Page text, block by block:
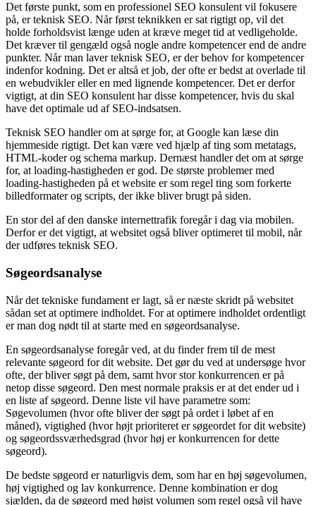
Det første punkt, som en professionel SEO konsulent vil fokusere
på, er teknisk SEO. Når først teknikken er sat rigtigt op, vil det
holde forholdsvist længe uden at kræve meget tid at vedligeholde.
Det kræver til gengæld også nogle andre kompetencer end de andre
punkter. Når man laver teknisk SEO, er der behov for kompetencer
indenfor kodning. Det er altså et job, der ofte er bedst at overlade til
en webudvikler eller en med lignende kompetencer. Det er derfor
vigtigt, at din SEO konsulent har disse kompetencer, hvis du skal
have det optimale ud af SEO-indsatsen.
Teknisk SEO handler om at sørge for, at Google kan læse din
hjemmeside rigtigt. Det kan være ved hjælp af ting som metatags,
HTML-koder og schema markup. Dernæst handler det om at sørge
for, at loading-hastigheden er god. De største problemer med
loading-hastigheden på et website er som regel ting som forkerte
billedformater og scripts, der ikke bliver brugt på siden.
En stor del af den danske internettrafik foregår i dag via mobilen.
Derfor er det vigtigt, at websitet også bliver optimeret til mobil, når
der udføres teknisk SEO.
Søgeordsanalyse
Når det tekniske fundament er lagt, så er næste skridt på websitet
sådan set at optimere indholdet. For at optimere indholdet ordentligt
er man dog nødt til at starte med en søgeordsanalyse.
En søgeordsanalyse foregår ved, at du finder frem til de mest
relevante søgeord for dit website. Det gør du ved at undersøge hvor
ofte, der bliver søgt på dem, samt hvor stor konkurrencen er på
netop disse søgeord. Den mest normale praksis er at det ender ud i
en liste af søgeord. Denne liste vil have parametre som:
Søgevolumen (hvor ofte bliver der søgt på ordet i løbet af en
måned), vigtighed (hvor højt prioriteret er søgeordet for dit website)
og søgeordssværhedsgrad (hvor høj er konkurrencen for dette
søgeord).
De bedste søgeord er naturligvis dem, som har en høj søgevolumen,
høj vigtighed og lav konkurrence. Denne kombination er dog
sjælden, da de søgeord med højst volumen som regel også vil have